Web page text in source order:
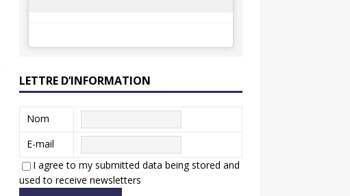
LETTRE D’INFORMATION
Nom
E-mail
I agree to my submitted data being stored and
used to receive newsletters